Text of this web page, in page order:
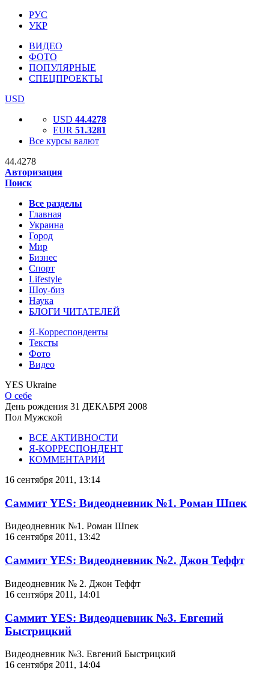
РУС
УКР
ВИДЕО
ФОТО
ПОПУЛЯРНЫЕ
СПЕЦПРОЕКТЫ
USD
USD 44.4278
EUR 51.3281
Все курсы валют
44.4278
Авторизация
Поиск
Все разделы
Главная
Украина
Город
Мир
Бизнес
Спорт
Lifestyle
Шоу-биз
Наука
БЛОГИ ЧИТАТЕЛЕЙ
Я-Корреспонденты
Тексты
Фото
Видео
YES Ukraine
О себе
День рождения 31 ДЕКАБРЯ 2008
Пол Мужской
ВСЕ АКТИВНОСТИ
Я-КОРРЕСПОНДЕНТ
КОММЕНТАРИИ
16 сентября 2011, 13:14
Саммит YES: Видеодневник №1. Роман Шпек
Видеодневник №1. Роман Шпек
16 сентября 2011, 13:42
Саммит YES: Видеодневник №2. Джон Теффт
Видеодневник № 2. Джон Теффт
16 сентября 2011, 14:01
Саммит YES: Видеодневник №3. Евгений
Быстрицкий
Видеодневник №3. Евгений Быстрицкий
16 сентября 2011, 14:04